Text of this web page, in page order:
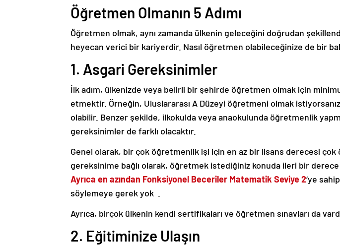
Öğretmen Olmanın 5 Adımı
Öğretmen olmak, aynı zamanda ülkenin geleceğini doğrudan
heyecan verici bir kariyerdir. Nasıl öğretmen olabileceğinize de bir
1. Asgari Gereksinimler
İlk adım, ülkenizde veya belirli bir şehirde öğretmen olmak için
etmektir. Örneğin, Uluslararası A Düzeyi öğretmeni olmak
olabilir. Benzer şekilde, ilkokulda veya anaokulunda öğretmenlik
gereksinimler de farklı olacaktır.
Genel olarak, bir çok öğretmenlik işi için en az bir lisans derecesi çok
gereksinime bağlı olarak, öğretmek istediğiniz konuda ileri bir
Ayrıca en azından Fonksiyonel Beceriler Matematik Seviye 2‘ye
söylemeye gerek yok .
Ayrıca, birçok ülkenin kendi sertifikaları ve öğretmen sınavları da
2. Eğitiminize Ulaşın